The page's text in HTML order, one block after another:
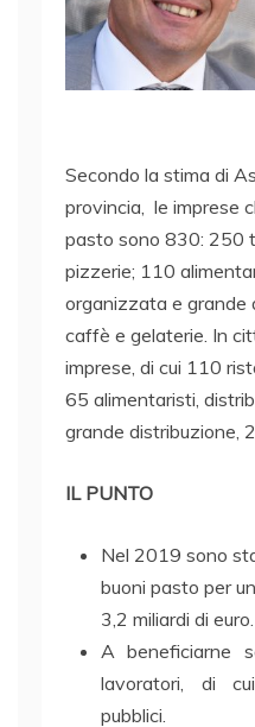
Secondo la stima di
provincia, le imprese
pasto sono 830: 250
pizzerie; 110
organizzata e grande
caffè e gelaterie. In
imprese, di cui 110
65 alimentaristi,
grande distribuzione,
IL PUNTO
Nel 2019 sono
buoni pasto per
3,2 miliardi di euro.
A beneficiarne
lavoratori, di
pubblici.